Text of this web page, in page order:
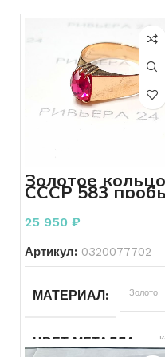
Золотое кольцо
СССР 583
3.46 грамм
25 950 ₽
Артикул: 0320077702
МАТЕРИАЛ Золото
ЦВЕТ МЕТАЛЛА